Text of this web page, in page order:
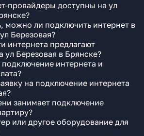
провайдеры доступны на ул
можно ли подключить интернет в
Березовая?
интернета предлагают
ул Березовая в Брянске?
подключение интернета и
на подключение интернета
занимает подключение
или другое оборудование для